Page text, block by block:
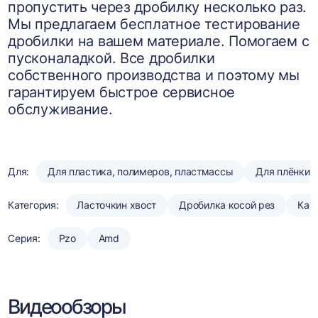
пропустить через дробилку несколько раз.
Мы предлагаем бесплатное тестирование
дробилки на вашем материале. Помогаем с
пусконаладкой. Все дробилки
собственного производства и поэтому мы
гарантируем быстрое сервисное
обслуживание.
Для: Для пластика, полимеров, пластмассы Для плёнки
Категория: Ласточкин хвост Дробилка косой рез
Серия: Pzo Amd
Видеообзоры